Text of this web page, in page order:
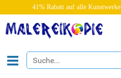
41% Rabatt auf alle Kunstwerke